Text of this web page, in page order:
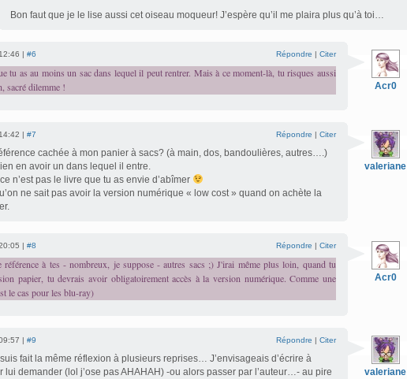
Bon faut que je le lise aussi cet oiseau moqueur! J’espère qu’il me plaira plus qu’à toi…
Acr0
| #6 Répondre | Citer
tu as au moins un sac dans lequel il peut rentrer. Mais à ce moment-là, tu risques aussi
sacré dilemme !
valeriane
| #7 Répondre | Citer
cachée à mon panier à sacs? (à main, dos, bandoulières, autres….)
en avoir un dans lequel il entre.
n’est pas le livre que tu as envie d’abîmer
ne sait pas avoir la version numérique « low cost » quand on achète la
Acr0
| #8 Répondre | Citer
référence à tes - nombreux, je suppose - autres sacs ;) J'irai même plus loin, quand tu
papier, tu devrais avoir obligatoirement accès à la version numérique. Comme une
le cas pour les blu-ray)
valeriane
| #9 Répondre | Citer
fait la même réflexion à plusieurs reprises… J’envisageais d’écrire à
lui demander (lol j’ose pas AHAHAH) -ou alors passer par l’auteur…- au pire